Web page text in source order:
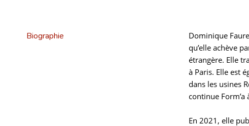
Biographie
Dominique
qu’elle achève
étrangère. Elle
à Paris. Elle est
dans les usines
continue
En 2021, elle